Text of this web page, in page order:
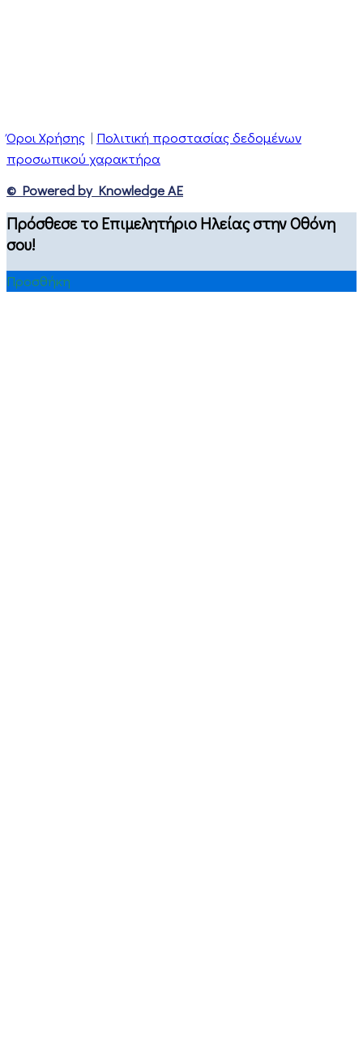
Όροι Χρήσης | Πολιτική προστασίας δεδομένων
προσωπικού χαρακτήρα
© Powered by Knowledge AE
Πρόσθεσε το Επιμελητήριο Ηλείας στην Οθόνη
σου!
Προσθήκη